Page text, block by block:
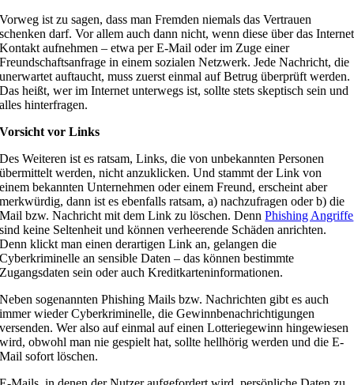
Vorweg ist zu sagen, dass man Fremden niemals das Vertrauen
schenken darf. Vor allem auch dann nicht, wenn diese über das Internet
Kontakt aufnehmen – etwa per E-Mail oder im Zuge einer
Freundschaftsanfrage in einem sozialen Netzwerk. Jede Nachricht, die
unerwartet auftaucht, muss zuerst einmal auf Betrug überprüft werden.
Das heißt, wer im Internet unterwegs ist, sollte stets skeptisch sein und
alles hinterfragen.
Vorsicht vor Links
Des Weiteren ist es ratsam, Links, die von unbekannten Personen
übermittelt werden, nicht anzuklicken. Und stammt der Link von
einem bekannten Unternehmen oder einem Freund, erscheint aber
merkwürdig, dann ist es ebenfalls ratsam, a) nachzufragen oder b) die
Mail bzw. Nachricht mit dem Link zu löschen. DennPhishing Angriffe
sind keine Seltenheit und können verheerende Schäden anrichten.
Denn klickt man einen derartigen Link an, gelangen die
Cyberkriminelle an sensible Daten – das können bestimmte
Zugangsdaten sein oder auch Kreditkarteninformationen.
Neben sogenannten Phishing Mails bzw. Nachrichten gibt es auch
immer wieder Cyberkriminelle, die Gewinnbenachrichtigungen
versenden. Wer also auf einmal auf einen Lotteriegewinn hingewiesen
wird, obwohl man nie gespielt hat, sollte hellhörig werden und die E-
Mail sofort löschen.